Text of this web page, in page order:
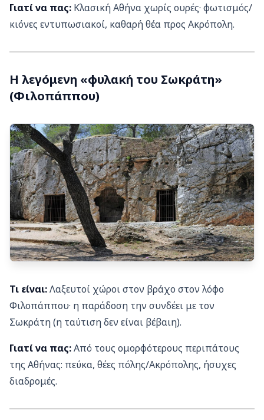
Γιατί να πας: Κλασική Αθήνα χωρίς ουρές· φωτισμός/
κιόνες εντυπωσιακοί, καθαρή θέα προς Ακρόπολη.
Η λεγόμενη «φυλακή του Σωκράτη»
(Φιλοπάππου)
Τι είναι:Λαξευτοί χώροι στον βράχο στον λόφο
Φιλοπάππου· η παράδοση την συνδέει με τον
Σωκράτη (η ταύτιση δεν είναι βέβαιη).
Γιατί να πας:Από τους ομορφότερους περιπάτους
της Αθήνας: πεύκα, θέες πόλης/Ακρόπολης, ήσυχες
διαδρομές.